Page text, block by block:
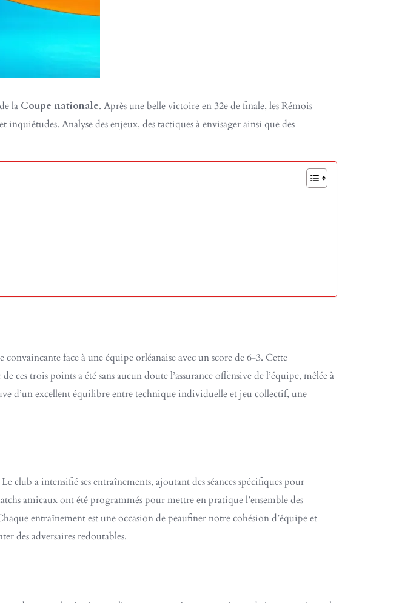
la Coupe nationale. Après une belle victoire en 32e de finale, les Rémois
Analyse des enjeux, des tactiques à envisager ainsi que des
face à une équipe orléanaise avec un score de 6-3. Cette
trois points a été sans aucun doute l’assurance offensive de l’équipe, mêlée à
d’un excellent équilibre entre technique individuelle et jeu collectif, une
club a intensifié ses entraînements, ajoutant des séances spécifiques pour
amicaux ont été programmés pour mettre en pratique l’ensemble des
entraînement est une occasion de peaufiner notre cohésion d’équipe et
des adversaires redoutables.